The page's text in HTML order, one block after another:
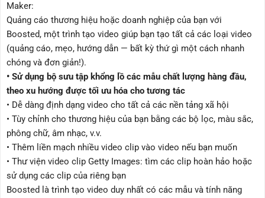
Maker:
Quảng cáo thương hiệu hoặc doanh nghiệp của bạn với
Boosted, một trình tạo video giúp bạn tạo tất cả các loại video
(quảng cáo, mẹo, hướng dẫn — bất kỳ thứ gì một cách nhanh
chóng và đơn giản!).
• Sử dụng bộ sưu tập khổng lồ các mẫu chất lượng hàng đầu,
theo xu hướng được tối ưu hóa cho tương tác
• Dễ dàng định dạng video cho tất cả các nền tảng xã hội
• Tùy chỉnh cho thương hiệu của bạn bằng các bộ lọc, màu sắc,
phông chữ, âm nhạc, v.v.
• Thêm liền mạch nhiều video clip vào video nếu bạn muốn
• Thư viện video clip Getty Images: tìm các clip hoàn hảo hoặc
sử dụng các clip của riêng bạn
Boosted là trình tạo video duy nhất có các mẫu và tính năng